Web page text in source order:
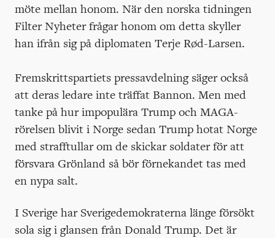
möte mellan honom. När den norska tidningen
Filter Nyheter frågar honom om detta skyller
han ifrån sig på diplomaten Terje Rød-Larsen.
Fremskrittspartiets pressavdelning säger också
att deras ledare inte träffat Bannon. Men med
tanke på hur impopulära Trump och MAGA-
rörelsen blivit i Norge sedan Trump hotat Norge
med strafftullar om de skickar soldater för att
försvara Grönland så bör förnekandet tas med
en nypa salt.
I Sverige har Sverigedemokraterna länge försökt
sola sig i glansen från Donald Trump. Det är